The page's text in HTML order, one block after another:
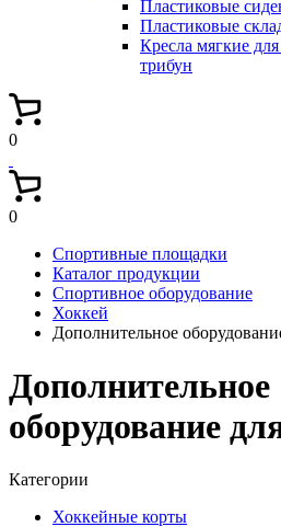
Пластиковые
Пластиковые
Кресла мягкие
трибун
0
0
Спортивные площадки
Каталог продукции
Спортивное оборудование
Хоккей
Дополнительное
Дополнительное
оборудование
Категории
Хоккейные корты